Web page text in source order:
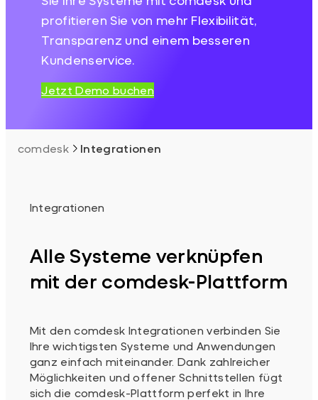
profitieren Sie von mehr Flexibilität,
Transparenz und einem besseren
Kundenservice.
Jetzt Demo buchen
comdesk Integrationen
Integrationen
Alle Systeme verknüpfen
mit der comdesk-Plattform
Mit den comdesk Integrationen verbinden Sie
Ihre wichtigsten Systeme und Anwendungen
ganz einfach miteinander. Dank zahlreicher
Möglichkeiten und offener Schnittstellen fügt
sich die comdesk-Plattform perfekt in Ihre